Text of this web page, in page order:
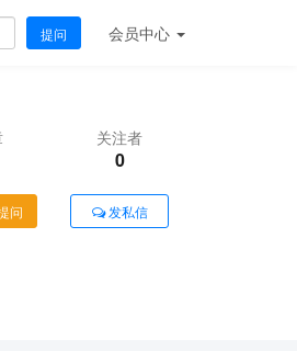
提问 会员中心
关注者
0
问 发私信